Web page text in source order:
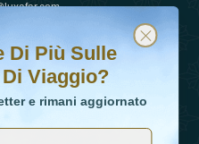
+442034682356
ultime tendenze di viaggio?
e rimani aggiornato
Di Più Sulle
Viaggio?
e rimani aggiornato